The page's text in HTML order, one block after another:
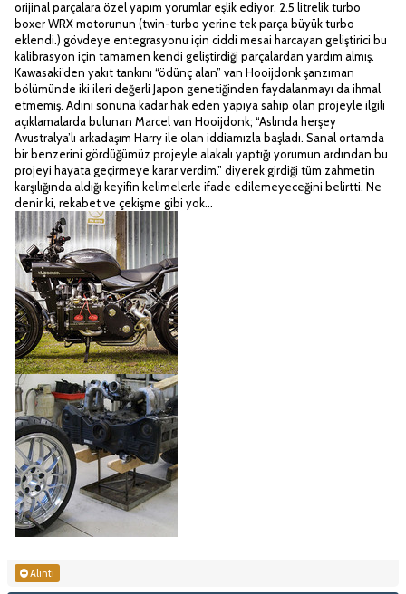
orijinal parçalara özel yapım yorumlar eşlik ediyor. 2.5 litrelik turbo
boxer WRX motorunun (twin-turbo yerine tek parça büyük turbo
eklendi.) gövdeye entegrasyonu için ciddi mesai harcayan geliştirici bu
kalibrasyon için tamamen kendi geliştirdiği parçalardan yardım almış.
Kawasaki’den yakıt tankını “ödünç alan” van Hooijdonk şanzıman
bölümünde iki ileri değerli Japon genetiğinden faydalanmayı da ihmal
etmemiş. Adını sonuna kadar hak eden yapıya sahip olan projeyle ilgili
açıklamalarda bulunan Marcel van Hooijdonk; “Aslında herşey
Avustralya’lı arkadaşım Harry ile olan iddiamızla başladı. Sanal ortamda
bir benzerini gördüğümüz projeyle alakalı yaptığı yorumun ardından bu
projeyi hayata geçirmeye karar verdim.” diyerek girdiği tüm zahmetin
karşılığında aldığı keyifin kelimelerle ifade edilemeyeceğini belirtti. Ne
denir ki, rekabet ve çekişme gibi yok…
Alıntı